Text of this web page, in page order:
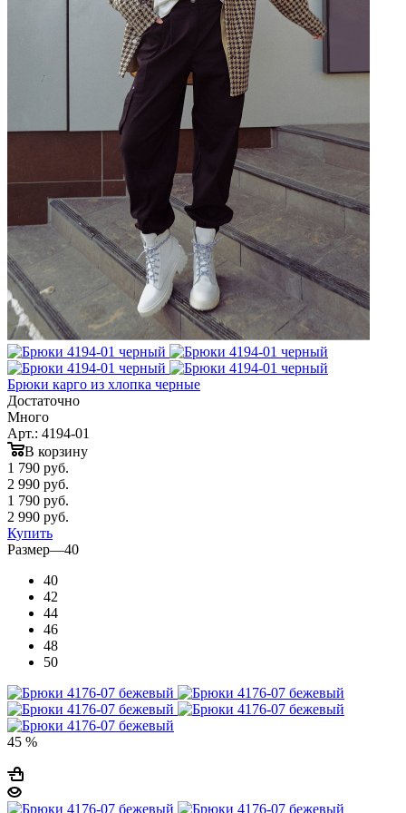
Брюки карго из хлопка черные
Достаточно
Много
Арт.: 4194-01
В корзину
1 790 руб.
2 990 руб.
1 790 руб.
2 990 руб.
Купить
Размер—40
40
42
44
46
48
50
45 %